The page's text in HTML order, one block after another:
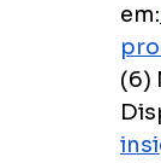
em:
(6)